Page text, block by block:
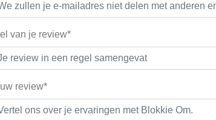
van je review*
review*